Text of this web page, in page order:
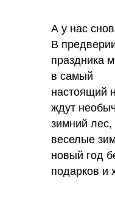
А у нас
В
праздника
в самый
настоящий
ждут
зимний лес,
веселые
новый год
подарков и